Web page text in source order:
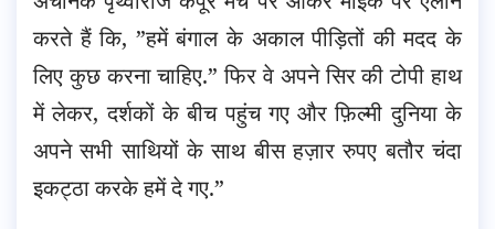
करते हैं कि, ”हमें बंगाल के अकाल पीड़ितों की मदद के
लिए कुछ करना चाहिए.” फिर वे अपने सिर की टोपी हाथ
में लेकर, दर्शकों के बीच पहुंच गए और फ़िल्मी दुनिया के
अपने सभी साथियों के साथ बीस हज़ार रुपए बतौर चंदा
इकट्ठा करके हमें दे गए.”